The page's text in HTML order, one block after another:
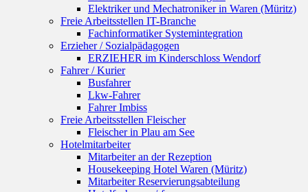
Elektriker und Mechatroniker in Waren (Müritz)
Freie Arbeitsstellen IT-Branche
Fachinformatiker Systemintegration
Erzieher / Sozialpädagogen
ERZIEHER im Kinderschloss Wendorf
Fahrer / Kurier
Busfahrer
Lkw-Fahrer
Fahrer Imbiss
Freie Arbeitsstellen Fleischer
Fleischer in Plau am See
Hotelmitarbeiter
Mitarbeiter an der Rezeption
Housekeeping Hotel Waren (Müritz)
Mitarbeiter Reservierungsabteilung